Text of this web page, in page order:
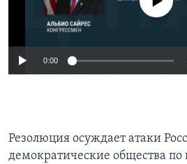
0:00
Резолюция осуждает атаки
демократические общества по